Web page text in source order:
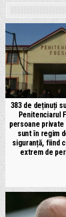
383 de deținuți
Penitenciarul
persoane
sunt în regim
siguranță, fiind
extrem de